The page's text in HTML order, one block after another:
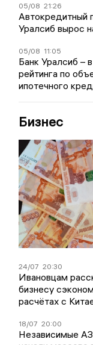
05/08 21:26
Автокредитный
Уралсиб вырос
05/08 11:05
Банк Уралсиб –
рейтинга по
ипотечного
Бизнес
24/07 20:30
Ивановцам
бизнесу
расчётах с
18/07 20:00
Независимые